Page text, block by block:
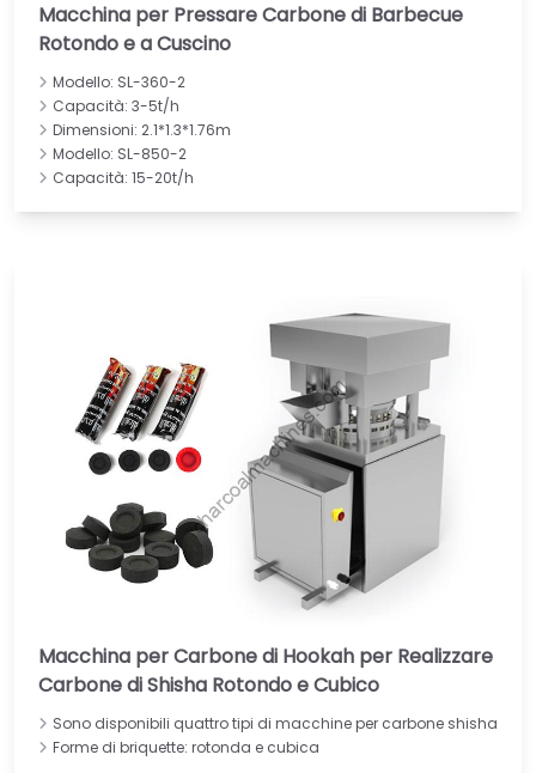
Macchina per Pressare Carbone di Barbecue
Rotondo e a Cuscino
Modello: SL-360-2
Capacità: 3-5t/h
Dimensioni: 2.1*1.3*1.76m
Modello: SL-850-2
Capacità: 15-20t/h
Macchina per Carbone di Hookah per Realizzare
Carbone di Shisha Rotondo e Cubico
Sono disponibili quattro tipi di macchine per carbone shisha
Forme di briquette: rotonda e cubica